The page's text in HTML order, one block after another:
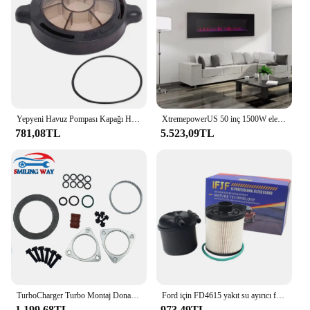
you're a vendor looking to stock up on wholesale
dirt bikes or an individual seeking a high-
performance set, the XtremepowerUS 99cc Dirt
Bike is an excellent choice for all.
781,08TL
XtremepowerUS 50 inç 1500W elektrikli eklemek şömine gömme w/uzaktan kumanda duvara monte gömme renkli alev alanı
5.523,09TL
Ford için FD4615 yakıt su ayırıcı filtre 2011-2016 F-250 F-350 F-450 F-550 süper görev 6.7L V8 dizel Powerstroke BC3Z9N184B